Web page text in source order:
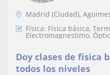
Madrid (Ciudad),
Física: Física básica,
Electromagnestimo,
electrónica, Física
Doy clases de física
todos los niveles